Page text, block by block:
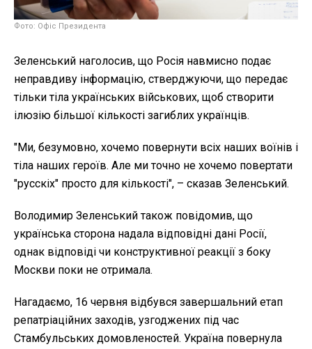
Фото: Офіс Президента
Зеленський наголосив, що Росія навмисно подає
неправдиву інформацію, стверджуючи, що передає
тільки тіла українських військових, щоб створити
ілюзію більшої кількості загиблих українців.
"Ми, безумовно, хочемо повернути всіх наших воїнів і
тіла наших героїв. Але ми точно не хочемо повертати
"русскіх" просто для кількості", – сказав Зеленський.
Володимир Зеленський також повідомив, що
українська сторона надала відповідні дані Росії,
однак відповіді чи конструктивної реакції з боку
Москви поки не отримала.
Нагадаємо, 16 червня відбувся завершальний етап
репатріаційних заходів, узгоджених під час
Стамбульських домовленостей. Україна повернула